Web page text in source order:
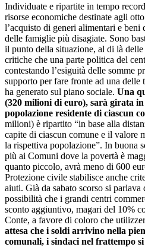
Individuate e ripartite in tempo
risorse economiche destinate agli
l’acquisto di generi alimentari e beni
delle famiglie più disagiate. Sono
il punto della situazione, al di là
critiche che una parte politica del
contestando l’esiguità delle somme
supporto per fare fronte ad una delle
ha generato sul piano sociale. Una
(320 milioni di euro), sarà girata
popolazione residente di ciascun
milioni) è ripartito “in base alla
capite di ciascun comune e il valore
la rispettiva popolazione”. In buona
più ai Comuni dove la povertà è
quanto piccolo, avrà meno di 600
Protezione civile stabilisce anche
aiuti. Già da sabato scorso si parlava
possibilità che i grandi centri
sconto aggiuntivo, magari del 10%
Conte, a favore di coloro che
attesa che i soldi arrivino nella
comunali, i sindaci nel frattempo